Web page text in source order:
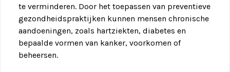
te verminderen. Door het toepassen van preventieve
gezondheidspraktijken kunnen mensen chronische
aandoeningen, zoals hartziekten, diabetes en
bepaalde vormen van kanker, voorkomen of
beheersen.